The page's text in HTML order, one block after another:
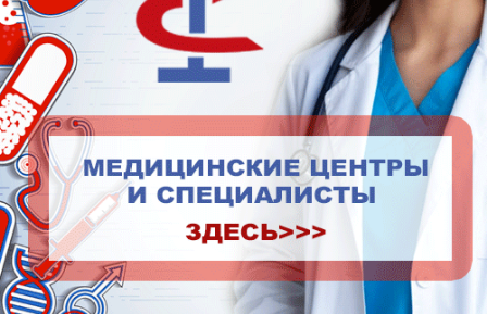
сегодня в 08:17 1
Общество
В пятницу Ставрополь ждет аномальная
жара
Температура поднимется до +32 градусов